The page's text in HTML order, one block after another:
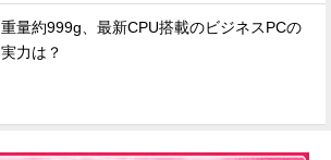
重量約999g、最新CPU搭載のビジネスPCの
実力は？